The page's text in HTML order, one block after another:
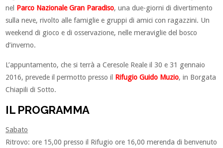
nel Parco Nazionale Gran Paradiso, una due-giorni di divertimento
sulla neve, rivolto alle famiglie e gruppi di amici con ragazzini. Un
weekend di gioco e di osservazione, nelle meraviglie del bosco
d’inverno.
L’appuntamento, che si terrà a Ceresole Reale il 30 e 31 gennaio
2016, prevede il permotto presso il Rifugio Guido Muzio, in Borgata
Chiapili di Sotto.
IL PROGRAMMA
Sabato
Ritrovo: ore 15,00 presso il Rifugio ore 16,00 merenda di benvenuto